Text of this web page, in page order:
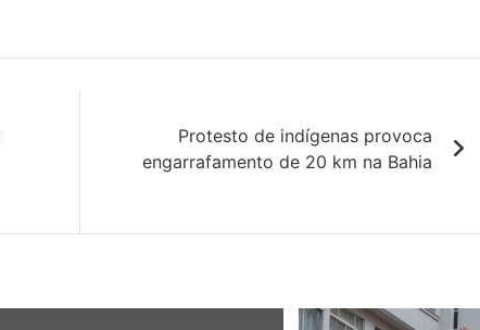
Protesto de indígenas provoca
engarrafamento de 20 km na Bahia